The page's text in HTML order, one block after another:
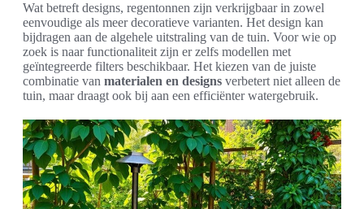
Wat betreft designs, regentonnen zijn verkrijgbaar in zowel
eenvoudige als meer decoratieve varianten. Het design kan
bijdragen aan de algehele uitstraling van de tuin. Voor wie op
zoek is naar functionaliteit zijn er zelfs modellen met
geïntegreerde filters beschikbaar. Het kiezen van de juiste
combinatie van materialen en designs verbetert niet alleen de
tuin, maar draagt ook bij aan een efficiënter watergebruik.